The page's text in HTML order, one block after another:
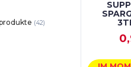
(42)